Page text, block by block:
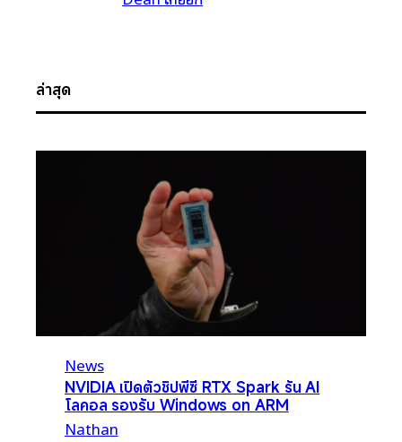
ล่าสุด
News
NVIDIA เปิดตัวชิปพีซี RTX Spark รัน AI
โลคอล รองรับ Windows on ARM
Nathan